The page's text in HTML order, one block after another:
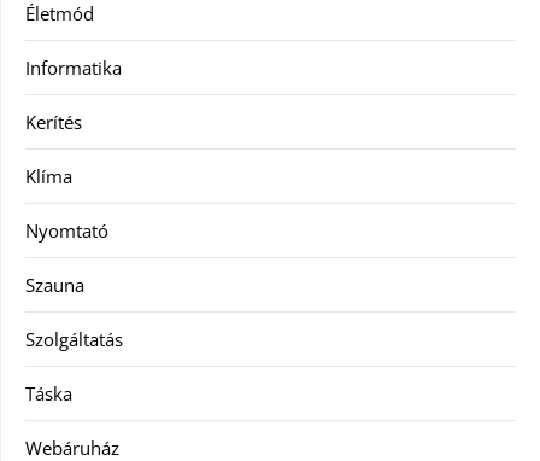
Életmód
Informatika
Kerítés
Klíma
Nyomtató
Szauna
Szolgáltatás
Táska
Webáruház